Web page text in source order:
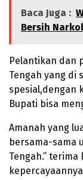
Baca Juga :
Bersih
Pelantikan dan
Tengah yang di
spesial,dengan
Bupati bisa
Amanah yang
bersama-sama
Tengah.”